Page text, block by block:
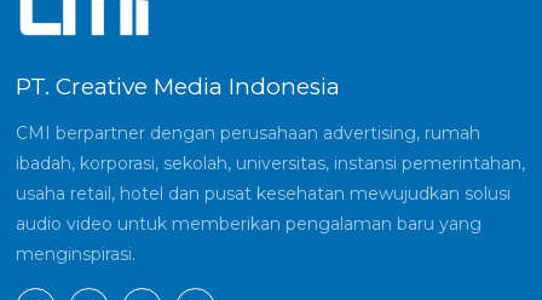
PT. Creative Media Indonesia
CMI berpartner dengan perusahaan advertising, rumah
ibadah, korporasi, sekolah, universitas, instansi pemerintahan,
usaha retail, hotel dan pusat kesehatan mewujudkan solusi
audio video untuk memberikan pengalaman baru yang
menginspirasi.